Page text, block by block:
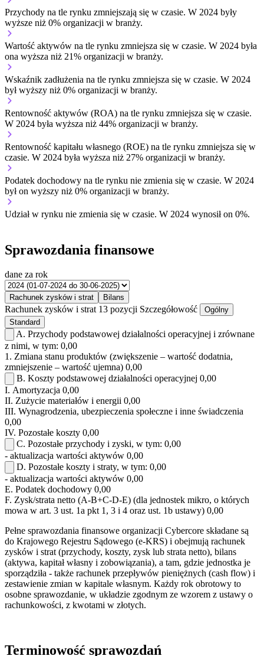
Przychody na tle rynku zmniejszają się w czasie. W 2024 były
wyższe niż 0% organizacji w branży.
Wartość aktywów na tle rynku zmniejsza się w czasie. W 2024 była
ona wyższa niż 21% organizacji w branży.
Wskaźnik zadłużenia na tle rynku zmniejsza się w czasie. W 2024
był wyższy niż 0% organizacji w branży.
Rentowność aktywów (ROA) na tle rynku zmniejsza się w czasie.
W 2024 była wyższa niż 44% organizacji w branży.
Rentowność kapitału własnego (ROE) na tle rynku zmniejsza się w
czasie. W 2024 była wyższa niż 27% organizacji w branży.
Podatek dochodowy na tle rynku nie zmienia się w czasie. W 2024
był on wyższy niż 0% organizacji w branży.
Udział w rynku nie zmienia się w czasie. W 2024 wynosił on 0%.
Sprawozdania finansowe
dane za rok
Rachunek zysków i strat Bilans
Rachunek zysków i strat 13 pozycji Szczegółowość
Ogólny
Standard
A. Przychody podstawowej działalności operacyjnej i zrównane
z nimi, w tym: 0,00
1. Zmiana stanu produktów (zwiększenie – wartość dodatnia,
zmniejszenie – wartość ujemna) 0,00
B. Koszty podstawowej działalności operacyjnej 0,00
I. Amortyzacja 0,00
II. Zużycie materiałów i energii 0,00
III. Wynagrodzenia, ubezpieczenia społeczne i inne świadczenia
0,00
IV. Pozostałe koszty 0,00
C. Pozostałe przychody i zyski, w tym: 0,00
- aktualizacja wartości aktywów 0,00
D. Pozostałe koszty i straty, w tym: 0,00
- aktualizacja wartości aktywów 0,00
E. Podatek dochodowy 0,00
F. Zysk/strata netto (A-B+C-D-E) (dla jednostek mikro, o których
mowa w art. 3 ust. 1a pkt 1, 3 i 4 oraz ust. 1b ustawy) 0,00
Pełne sprawozdania finansowe organizacji Cybercore składane są
do Krajowego Rejestru Sądowego (e-KRS) i obejmują rachunek
zysków i strat (przychody, koszty, zysk lub strata netto), bilans
(aktywa, kapitał własny i zobowiązania), a tam, gdzie jednostka je
sporządziła - także rachunek przepływów pieniężnych (cash flow) i
zestawienie zmian w kapitale własnym. Każdy rok obrotowy to
osobne sprawozdanie, w układzie zgodnym ze wzorem z ustawy o
rachunkowości, z kwotami w złotych.
Terminowość sprawozdań